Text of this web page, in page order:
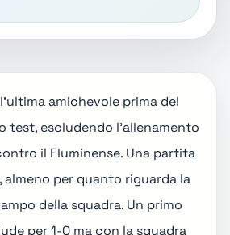
amichevole prima del
test, escludendo l'allenamento
il Fluminense. Una partita
per quanto riguarda la
della squadra. Un primo
per 1-0 ma con la squadra